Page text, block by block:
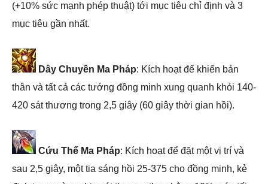
(+10% sức mạnh phép thuật) tới mục tiêu chỉ định và 3
mục tiêu gần nhất.
Dây Chuyền Ma Pháp: Kích hoạt để khiến bản
thân và tất cả các tướng đồng minh xung quanh khỏi 140-
420 sát thương trong 2,5 giây (60 giây thời gian hồi).
Cứu Thế Ma Pháp: Kích hoạt để đặt một vị trí và
sau 2,5 giây, một tia sáng hồi 25-375 cho đồng minh, kẻ